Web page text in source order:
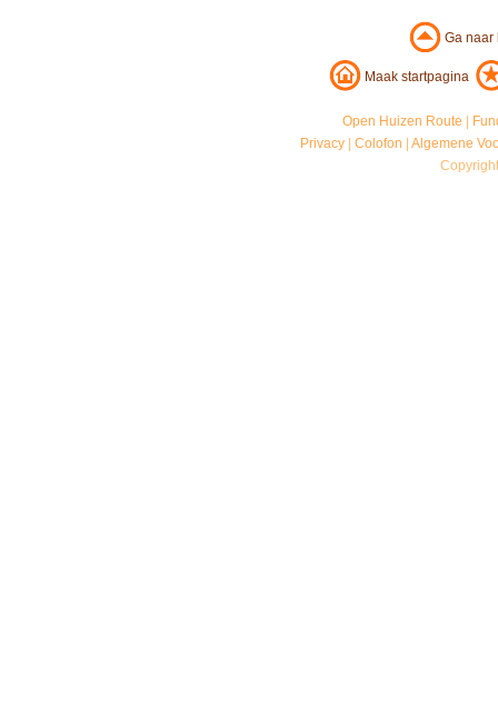
Ga
Maak startpagina
Open Huizen Route
Privacy |Colofon |Algemene